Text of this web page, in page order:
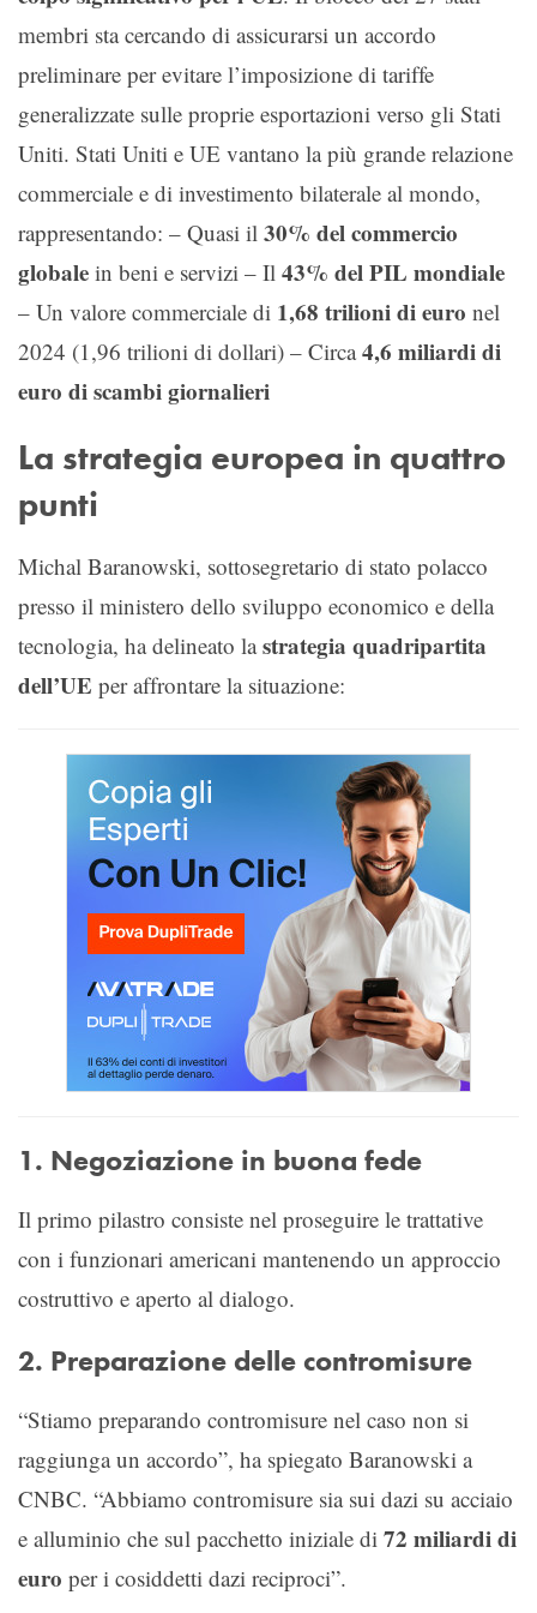
membri sta cercando di assicurarsi un accordo
preliminare per evitare l’imposizione di tariffe
generalizzate sulle proprie esportazioni verso gli Stati
Uniti. Stati Uniti e UE vantano la più grande relazione
commerciale e di investimento bilaterale al mondo,
rappresentando: – Quasi il 30% del commercio
globale in beni e servizi – Il 43% del PIL mondiale
– Un valore commerciale di 1,68 trilioni di euro nel
2024 (1,96 trilioni di dollari) – Circa4,6 miliardi di
euro di scambi giornalieri
La strategia europea in quattro
punti
Michal Baranowski, sottosegretario di stato polacco
presso il ministero dello sviluppo economico e della
tecnologia, ha delineato lastrategia quadripartita
dell’UE per affrontare la situazione:
1. Negoziazione in buona fede
Il primo pilastro consiste nel proseguire le trattative
con i funzionari americani mantenendo un approccio
costruttivo e aperto al dialogo.
2. Preparazione delle contromisure
“Stiamo preparando contromisure nel caso non si
raggiunga un accordo”, ha spiegato Baranowski a
CNBC. “Abbiamo contromisure sia sui dazi su acciaio
e alluminio che sul pacchetto iniziale di 72 miliardi di
euro per i cosiddetti dazi reciproci”.